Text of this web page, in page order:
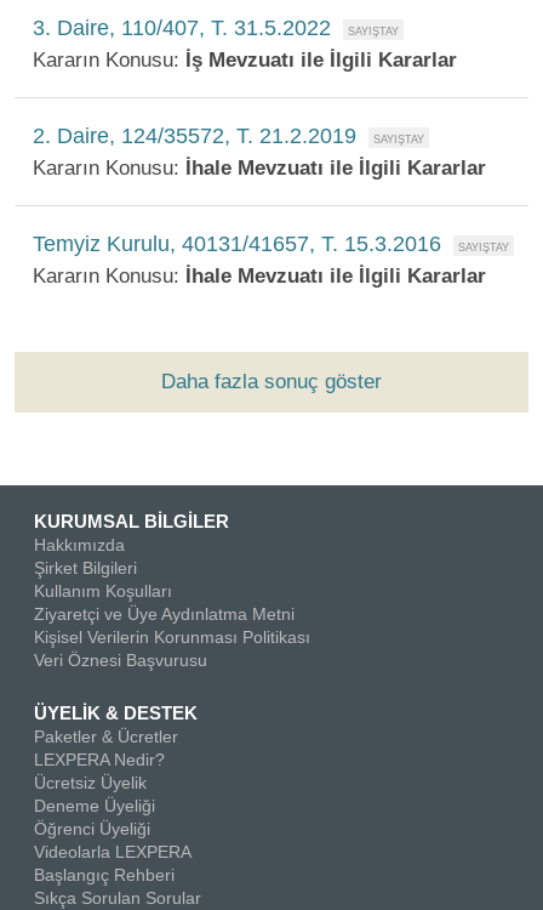
3. Daire, 110/407, T. 31.5.2022
Kararın Konusu: İş Mevzuatı ile İlgili Kararlar
2. Daire, 124/35572, T. 21.2.2019
Kararın Konusu: İhale Mevzuatı ile İlgili Kararlar
Temyiz Kurulu, 40131/41657, T. 15.3.2016
Kararın Konusu: İhale Mevzuatı ile İlgili Kararlar
Daha fazla sonuç göster
KURUMSAL BİLGİLER
Hakkımızda
Şirket Bilgileri
Kullanım Koşulları
Ziyaretçi ve Üye Aydınlatma Metni
Kişisel Verilerin Korunması Politikası
Veri Öznesi Başvurusu
ÜYELİK & DESTEK
Paketler & Ücretler
LEXPERA Nedir?
Ücretsiz Üyelik
Deneme Üyeliği
Öğrenci Üyeliği
Videolarla LEXPERA
Başlangıç Rehberi
Sıkça Sorulan Sorular